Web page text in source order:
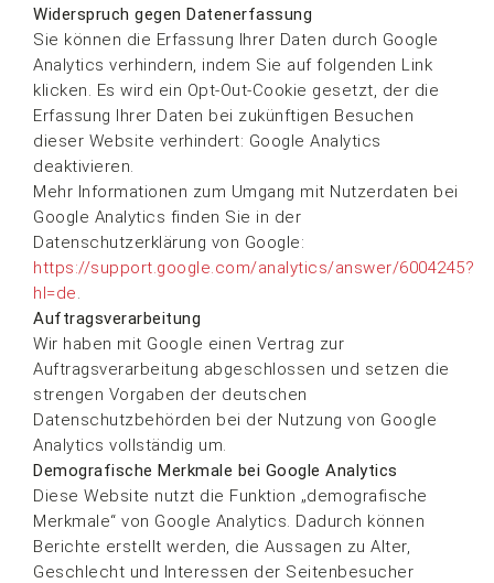
Widerspruch gegen Datenerfassung
Sie können die Erfassung Ihrer Daten durch Google
Analytics verhindern, indem Sie auf folgenden Link
klicken. Es wird ein Opt-Out-Cookie gesetzt, der die
Erfassung Ihrer Daten bei zukünftigen Besuchen
dieser Website verhindert: Google Analytics
deaktivieren.
Mehr Informationen zum Umgang mit Nutzerdaten bei
Google Analytics finden Sie in der
Datenschutzerklärung von Google:
https://support.google.com/analytics/answer/6004245?
hl=de.
Auftragsverarbeitung
Wir haben mit Google einen Vertrag zur
Auftragsverarbeitung abgeschlossen und setzen die
strengen Vorgaben der deutschen
Datenschutzbehörden bei der Nutzung von Google
Analytics vollständig um.
Demografische Merkmale bei Google Analytics
Diese Website nutzt die Funktion „demografische
Merkmale“ von Google Analytics. Dadurch können
Berichte erstellt werden, die Aussagen zu Alter,
Geschlecht und Interessen der Seitenbesucher